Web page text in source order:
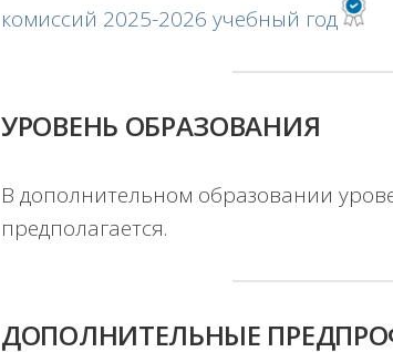
комиссий 2025-2026 учебный год
УРОВЕНЬ ОБРАЗОВАНИЯ
В дополнительном образовании
предполагается.
ДОПОЛНИТЕЛЬНЫЕ